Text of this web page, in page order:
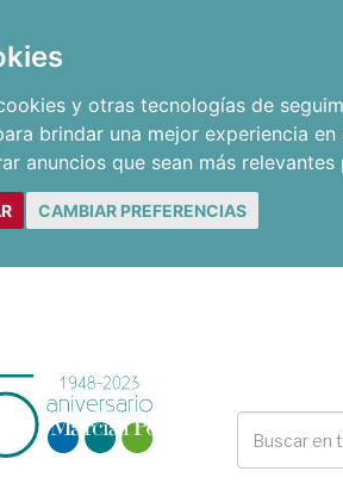
y otras tecnologías de
brindar una mejor experiencia
anuncios que sean más relevantes
CAMBIAR PREFERENCIAS